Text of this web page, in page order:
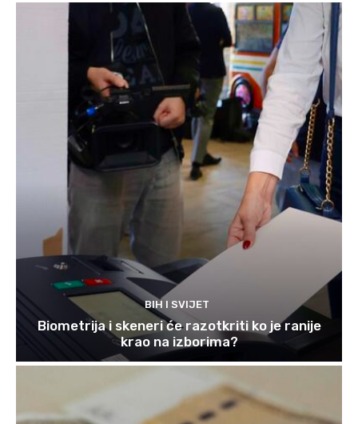
BIH I SVIJET
Biometrija i skeneri će razotkriti ko je ranije
krao na izborima?